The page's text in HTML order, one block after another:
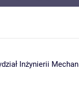
Inżynierii